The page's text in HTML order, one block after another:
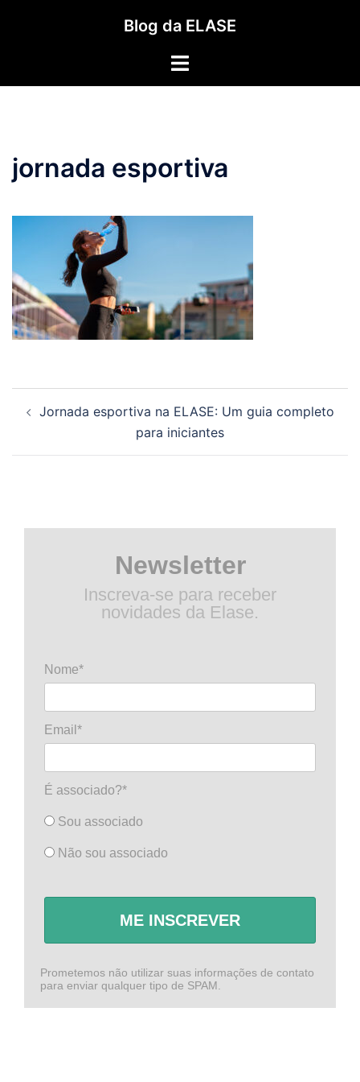
Blog da ELASE
Toggle
jornada esportiva
de Jornada esportiva na ELASE: Um guia completo
para iniciantes
Newsletter
Inscreva-se para receber
novidades da Elase.
Nome*
Email*
É associado?*
Sou associado
Não sou associado
ME INSCREVER
Prometemos não utilizar suas informações de contato
para enviar qualquer tipo de SPAM.